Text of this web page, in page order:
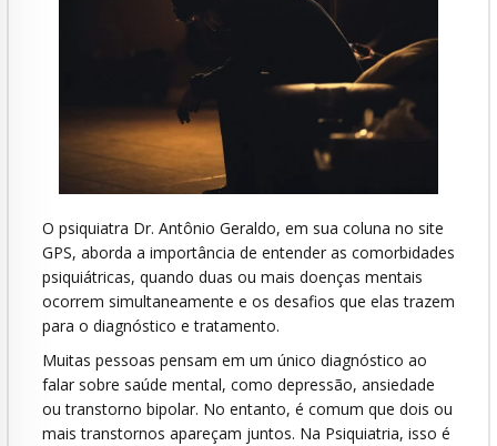
O psiquiatra Dr. Antônio Geraldo, em sua coluna no site
GPS, aborda a importância de entender as comorbidades
psiquiátricas, quando duas ou mais doenças mentais
ocorrem simultaneamente e os desafios que elas trazem
para o diagnóstico e tratamento.
Muitas pessoas pensam em um único diagnóstico ao
falar sobre saúde mental, como depressão, ansiedade
ou transtorno bipolar. No entanto, é comum que dois ou
mais transtornos apareçam juntos. Na Psiquiatria, isso é